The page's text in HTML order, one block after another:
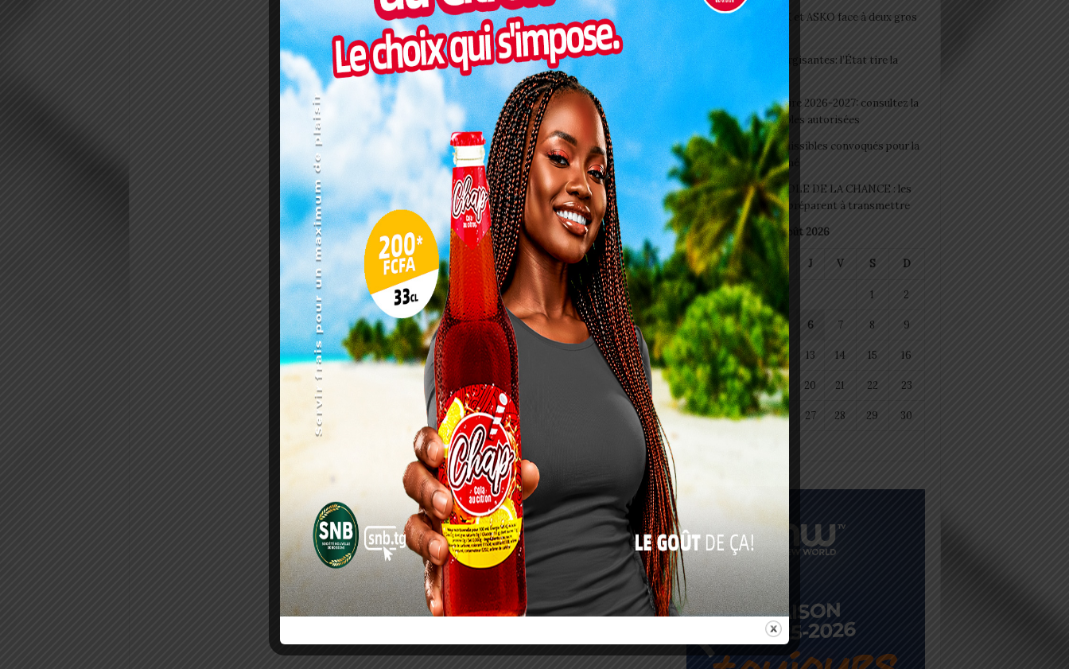
Interclubs CAF: ASCK et ASKO face à deux gros
Togo/ Boissons énergisantes: l’État tire la
Togo/ Rentrée scolaire 2026-2027: consultez la
liste officielle des écoles autorisées
ESSAL 2026 : les admissibles convoqués pour la
visite médicale à Lomé
SWEDD+ Togo / ECOLE DE LA CHANCE : les
maitres-artisans se préparent à transmettre
août 2026
L M M J V S D
1 2
3 4 5 6 7 8 9
10 11 12 13 14 15 16
17 18 19 20 21 22 23
24 25 26 27 28 29 30